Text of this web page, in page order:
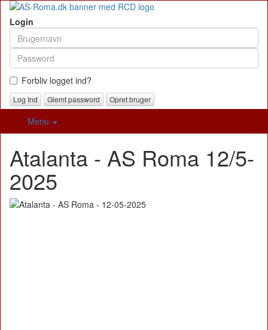
Login
Forbliv logget ind?
Glemt password Opret bruger
Menu
Atalanta - AS Roma 12/5-
2025